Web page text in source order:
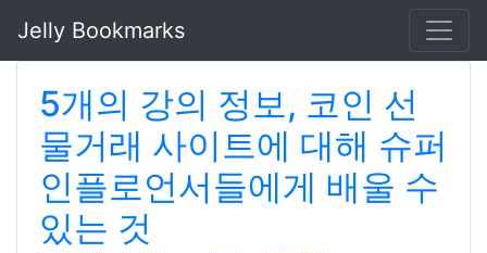
Jelly Bookmarks
5개의 강의 정보, 코인 선
물거래 사이트에 대해 슈퍼
인플로언서들에게 배울 수
있는 것